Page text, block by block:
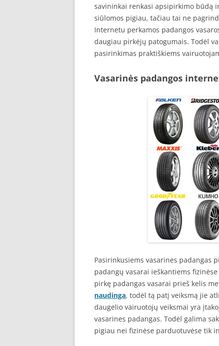
savininkai renkasi apsipirkimo būdą
siūlomos pigiau, tačiau tai ne
Internetu perkamos padangos
daugiau pirkėjų patogumais. Todėl
pasirinkimas praktiškiems
Vasarinės padangos
Pasirinkusiems vasarines padangas
padangų vasarai ieškantiems
pirkę padangas vasarai prieš kelis
naudinga, todėl tą patį veiksmą jie
daugelio vairuotojų veiksmai yra
vasarines padangas. Todėl galima
pigiau nei fizinėse parduotuvėse tik